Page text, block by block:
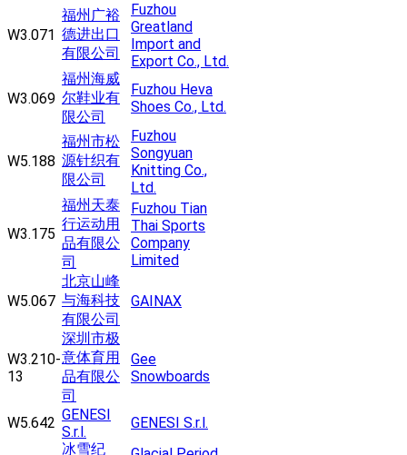
W3.071
福州广裕
德进出口
有限公司
Fuzhou
Greatland
Import and
Export Co., Ltd.
W3.069
福州海威
尔鞋业有
限公司
Fuzhou Heva
Shoes Co., Ltd.
W5.188
福州市松
源针织有
限公司
Fuzhou
Songyuan
Knitting Co.,
Ltd.
W3.175
福州天泰
行运动用
品有限公
司
Fuzhou Tian
Thai Sports
Company
Limited
W5.067
北京山峰
与海科技
有限公司
GAINAX
W3.210-
13
深圳市极
意体育用
品有限公
司
Gee
Snowboards
W5.642 GENESI
S.r.l.
GENESI S.r.l.
冰雪纪